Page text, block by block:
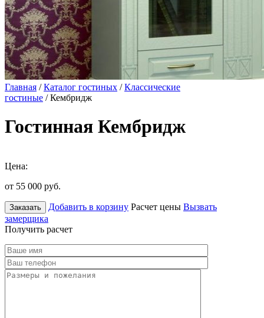
Главная /Каталог гостиных /Классические
гостиные / Кембридж
Гостинная Кембридж
Цена:
от 55 000 руб.
Заказать Добавить в корзину Расчет цены Вызвать
замерщика
Получить расчет